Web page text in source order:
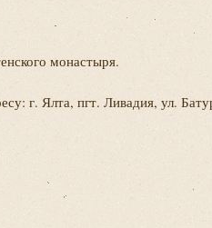
монастыря.
г. Ялта, пгт. Ливадия, ул.